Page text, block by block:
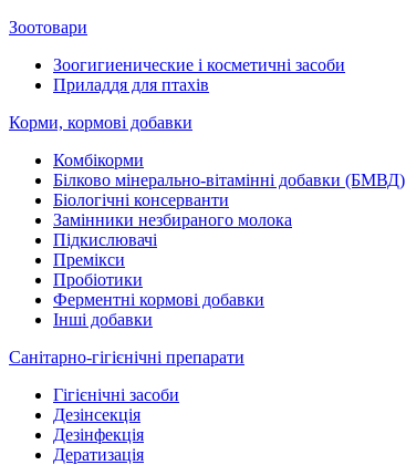
Зоотовари
Зоогигиенические і косметичні засоби
Приладдя для птахів
Корми, кормові добавки
Комбікорми
Білково мінерально-вітамінні добавки (БМВД)
Біологічні консерванти
Замінники незбираного молока
Підкислювачі
Премікси
Пробіотики
Ферментні кормові добавки
Інші добавки
Санітарно-гігієнічні препарати
Гігієнічні засоби
Дезінсекція
Дезінфекція
Дератизація